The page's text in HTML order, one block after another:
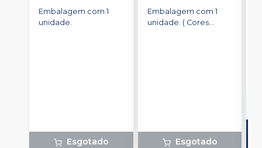
Embalagem com 1
unidade.
Esgotado
Cerdas ULMA
POWERDENT
Embalagem com 1
unidade. ( Cores
Esgotado